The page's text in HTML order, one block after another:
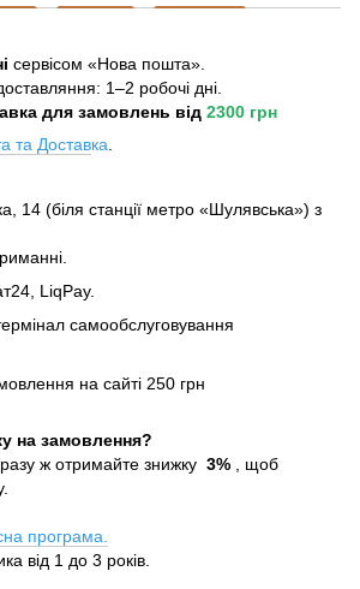
сервісом «Нова пошта».
1–2 робочі дні.
для замовлень від 2300 грн
та Доставка
14 (біля станції метро «Шулявська») з
LiqPay.
самообслуговування
на сайті 250 грн
на замовлення?
ж отримайте знижку 3% , щоб
програма.
від 1 до 3 років.